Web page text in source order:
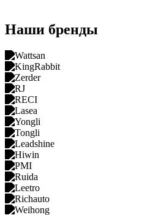
Наши бренды